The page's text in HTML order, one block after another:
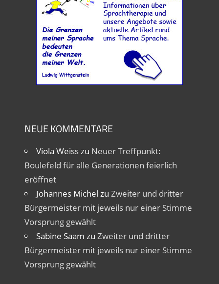
NEUE KOMMENTARE
Viola Weisszu Neuer Treffpunkt:
Boulefeld für alle Generationen feierlich
eröffnet
Johannes Michel zu Zweiter und dritter
Bürgermeister mit jeweils nur einer Stimme
Vorsprung gewählt
Sabine Saam zu Zweiter und dritter
Bürgermeister mit jeweils nur einer Stimme
Vorsprung gewählt